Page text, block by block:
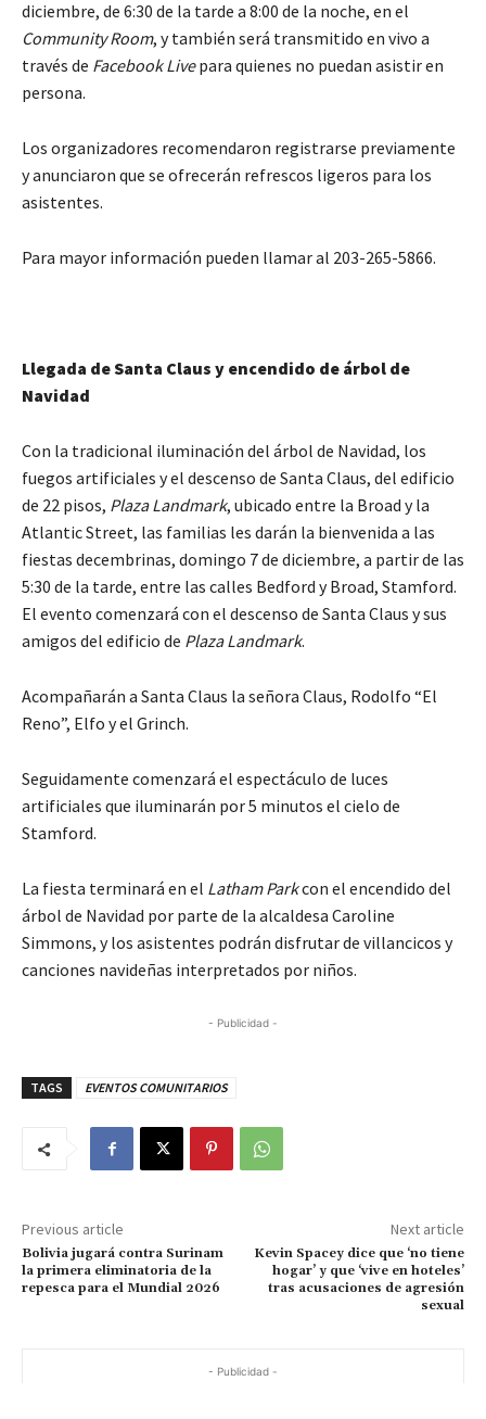
diciembre, de 6:30 de la tarde a 8:00 de la noche, en el
Community Room, y también será transmitido en vivo a
través de Facebook Livepara quienes no puedan asistir en
persona.
Los organizadores recomendaron registrarse previamente
y anunciaron que se ofrecerán refrescos ligeros para los
asistentes.
Para mayor información pueden llamar al 203-265-5866.
Llegada de Santa Claus y encendido de árbol de
Navidad
Con la tradicional iluminación del árbol de Navidad, los
fuegos artificiales y el descenso de Santa Claus, del edificio
de 22 pisos, Plaza Landmark, ubicado entre la Broad y la
Atlantic Street, las familias les darán la bienvenida a las
fiestas decembrinas, domingo 7 de diciembre, a partir de las
5:30 de la tarde, entre las calles Bedford y Broad, Stamford.
El evento comenzará con el descenso de Santa Claus y sus
amigos del edificio de Plaza Landmark.
Acompañarán a Santa Claus la señora Claus, Rodolfo “El
Reno”, Elfo y el Grinch.
Seguidamente comenzará el espectáculo de luces
artificiales que iluminarán por 5 minutos el cielo de
Stamford.
La fiesta terminará en el Latham Parkcon el encendido del
árbol de Navidad por parte de la alcaldesa Caroline
Simmons, y los asistentes podrán disfrutar de villancicos y
canciones navideñas interpretados por niños.
- Publicidad -
TAGS EVENTOS COMUNITARIOS
Previous article
Bolivia jugará contra Surinam
la primera eliminatoria de la
repesca para el Mundial 2026
Next article
Kevin Spacey dice que ‘no tiene
hogar’ y que ‘vive en hoteles’
tras acusaciones de agresión
sexual
- Publicidad -